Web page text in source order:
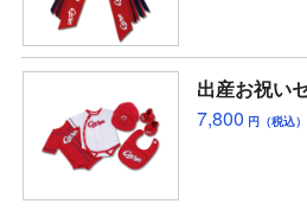
出産お祝い
7,800 円（税込）